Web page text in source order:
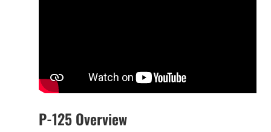
P-125 Overview